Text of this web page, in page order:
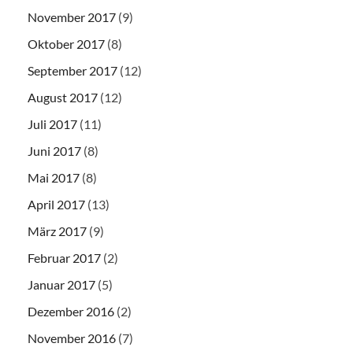
November 2017 (9)
Oktober 2017 (8)
September 2017 (12)
August 2017 (12)
Juli 2017 (11)
Juni 2017 (8)
Mai 2017 (8)
April 2017 (13)
März 2017 (9)
Februar 2017 (2)
Januar 2017 (5)
Dezember 2016 (2)
November 2016 (7)